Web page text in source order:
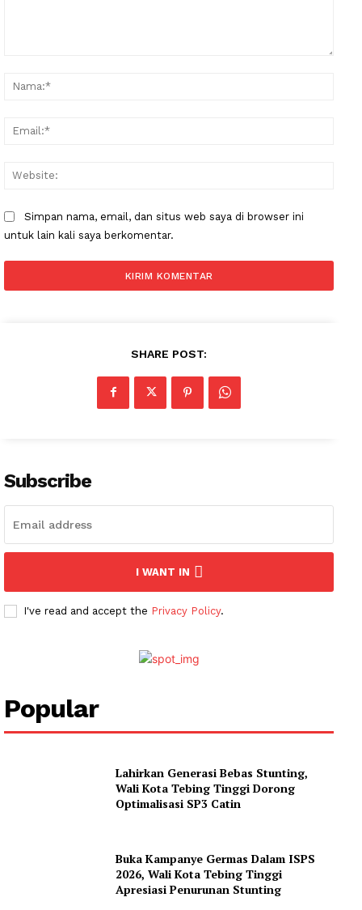
Contact us
My account
Simpan nama, email, dan situs web saya di browser ini
untuk lain kali saya berkomentar.
SHARE POST:
Subscribe
I WANT IN
I've read and accept the Privacy Policy.
Popular
Lahirkan Generasi Bebas Stunting,
Wali Kota Tebing Tinggi Dorong
Optimalisasi SP3 Catin
Buka Kampanye Germas Dalam ISPS
2026, Wali Kota Tebing Tinggi
Apresiasi Penurunan Stunting